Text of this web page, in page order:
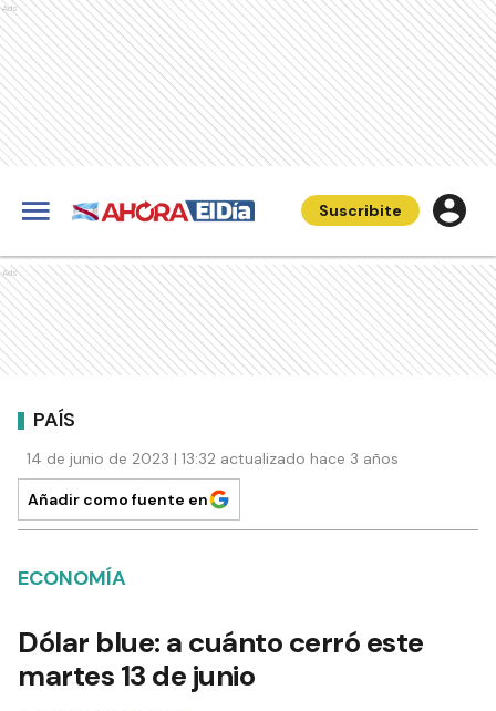
Ads
Suscribite
Ads
PAÍS
14 de junio de 2023 | 13:32 actualizado hace 3 años
Añadir como fuente en
ECONOMÍA
Dólar blue: a cuánto cerró este
martes 13 de junio